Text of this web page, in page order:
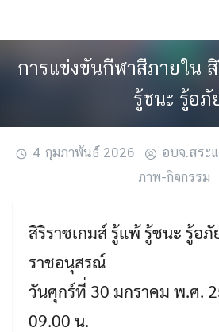
การแข่งขันกีฬาสีภายใน
รู้ชนะ รู้อภั
4 กุมภาพันธ์ 2026 อบจ.สระ
ภาพ-กิจกรรม
สิริราชเกมส์ รู้แพ้ รู้ชนะ รู้อภั
ราชอนุสรณ์
วันศุกร์ที่ 30 มกราคม พ.ศ.
09.00 น.